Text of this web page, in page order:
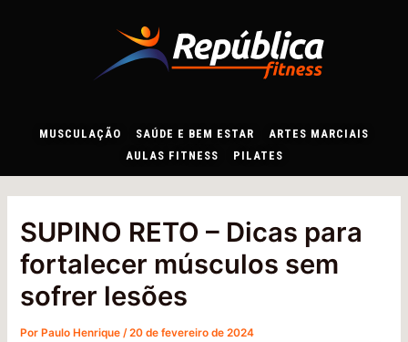
MUSCULAÇÃO SAÚDE E BEM ESTAR
ARTES MARCIAIS
AULAS FITNESS
PILATES
SUPINO RETO – Dicas para
fortalecer músculos sem
sofrer lesões
PorPaulo Henrique /20 de fevereiro de 2024